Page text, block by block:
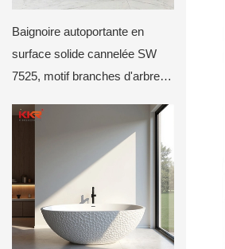
Baignoire autoportante en
surface solide cannelée SW
7525, motif branches d'arbre